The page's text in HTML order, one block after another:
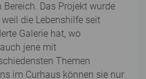
Das Projekt wurde
die Lebenshilfe seit
Galerie hat, wo
jene mit
Themen
im Curhaus können sie nur